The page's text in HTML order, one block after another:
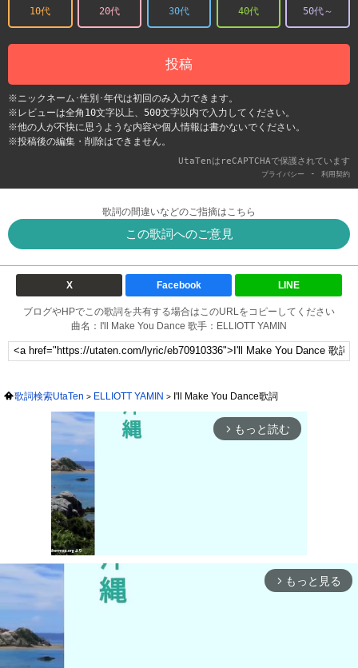
10代 20代 30代 40代 50代～
投稿
※ニックネーム･性別･年代は初回のみ入力できます。
※レビューは全角10文字以上、500文字以内で入力してください。
※他の人が不快に思うような内容や個人情報は書かないでください。
※投稿後の編集・削除はできません。
UtaTenはreCAPTCHAで保護されています
プライバシー - 利用契約
歌詞の間違いなどのご指摘はこちら
この歌詞へのご意見
X Facebook LINE
ブログやHPでこの歌詞を共有する場合はこのURLをコピーしてください
曲名：I'll Make You Dance 歌手：ELLIOTT YAMIN
歌詞検索UtaTen ELLIOTT YAMIN I'll Make You Dance歌詞
arrow_forward_ios もっと読む
arrow_forward_ios もっと見る